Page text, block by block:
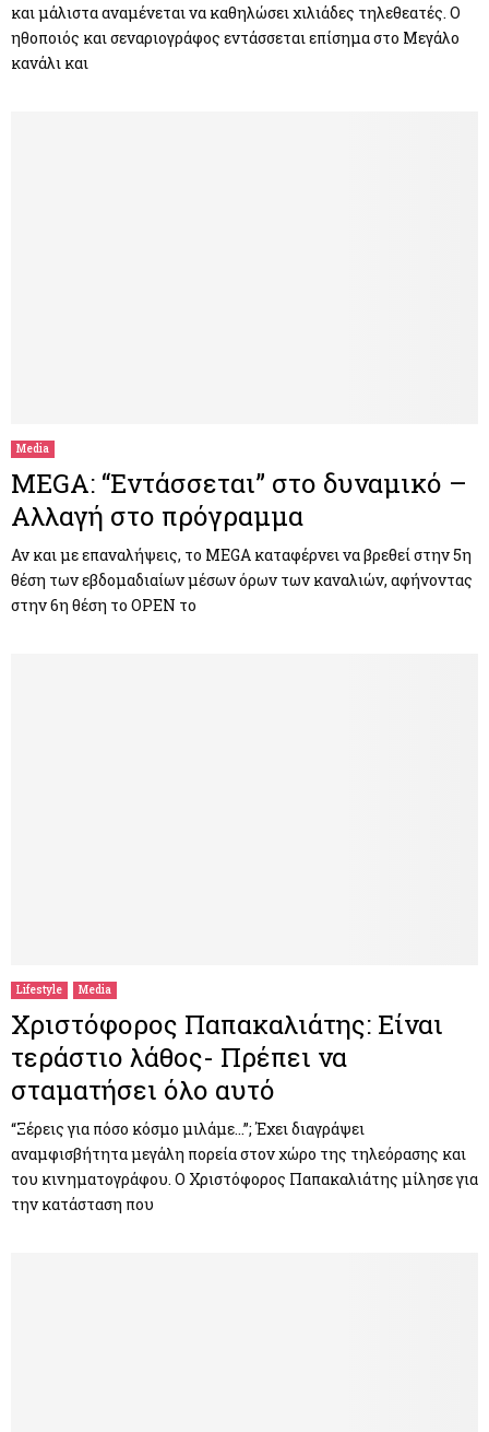
και μάλιστα αναμένεται να καθηλώσει χιλιάδες τηλεθεατές. Ο
ηθοποιός και σεναριογράφος εντάσσεται επίσημα στο Μεγάλο
κανάλι και
Media
MEGA: “Εντάσσεται” στο δυναμικό –
Αλλαγή στο πρόγραμμα
Αν και με επαναλήψεις, το MEGA καταφέρνει να βρεθεί στην 5η
θέση των εβδομαδιαίων μέσων όρων των καναλιών, αφήνοντας
στην 6η θέση το OPEN το
Lifestyle Media
Χριστόφορος Παπακαλιάτης: Είναι
τεράστιο λάθος- Πρέπει να
σταματήσει όλο αυτό
“Ξέρεις για πόσο κόσμο μιλάμε…”; Έχει διαγράψει
αναμφισβήτητα μεγάλη πορεία στον χώρο της τηλεόρασης και
του κινηματογράφου. Ο Χριστόφορος Παπακαλιάτης μίλησε για
την κατάσταση που